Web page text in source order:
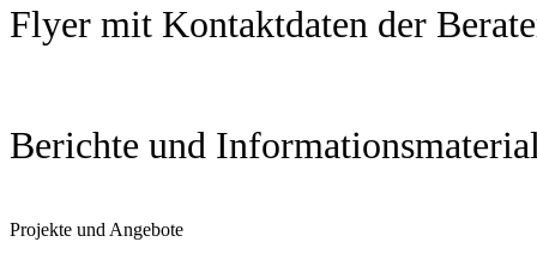
Flyer mit Kontaktdaten der
Berichte und
Projekte und Angebote